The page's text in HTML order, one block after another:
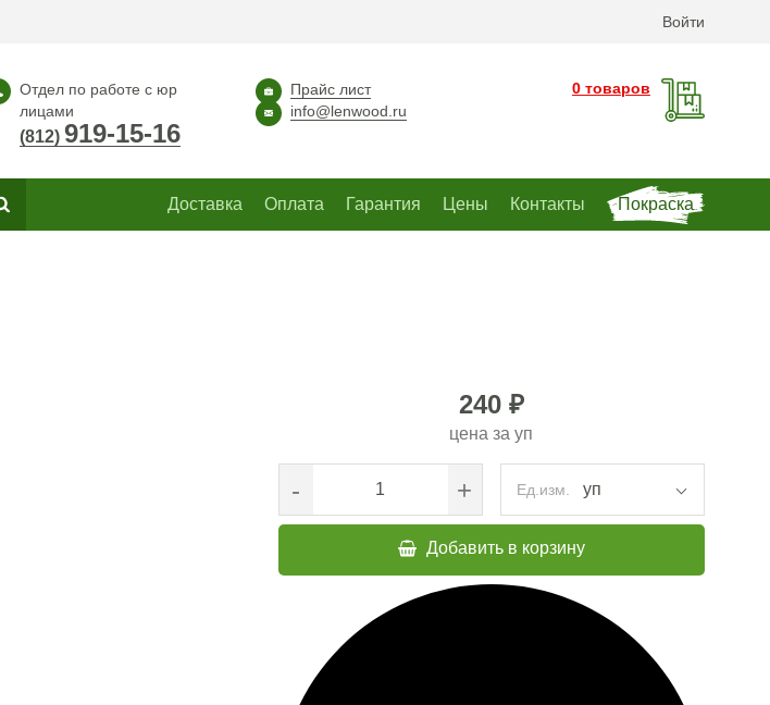
Войти
Отдел по работе с юр
лицами
(812) 919-15-16
Прайс лист
info@lenwood.ru
0 товаров
Доставка Оплата Гарантия Цены Контакты Покраска
240 ₽
цена зауп
- + Ед.изм. уп
Добавить в корзину